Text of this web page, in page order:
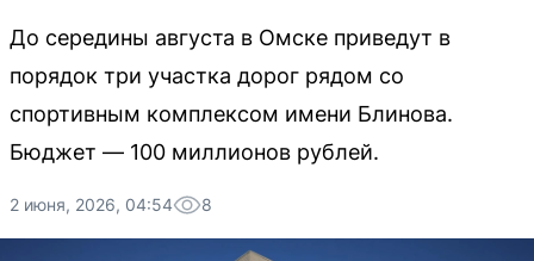
До середины августа в Омске приведут в
порядок три участка дорог рядом со
спортивным комплексом имени Блинова.
Бюджет — 100 миллионов рублей.
2 июня, 2026, 04:54 8